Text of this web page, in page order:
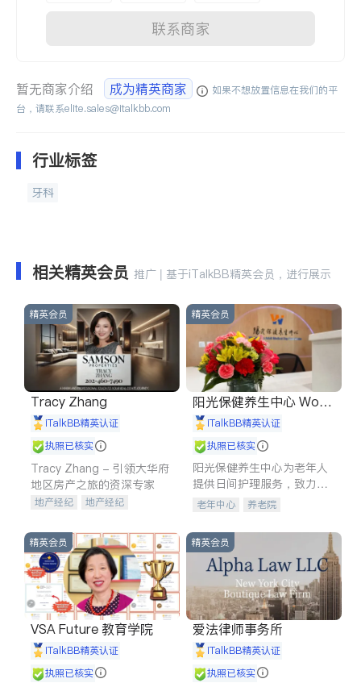
联系商家
暂无商家介绍 成为精英商家
如果不想放置信息在我们的平
台，请联系elite.sales@italkbb.com
行业标签
牙科
相关精英会员 推广 | 基于iTalkBB精英会员，进行展示
精英会员
Tracy Zhang
iTalkBB精英认证
执照已核实
Tracy Zhang - 引领大华府
地区房产之旅的资深专家
地产经纪
地产经纪
商铺租售
开发商建商
精英会员
阳光保健养生中心 World
shine
iTalkBB精英认证
执照已核实
阳光保健养生中心为老年人
提供日间护理服务，致力于
通过持续的护理创新来有效
老年中心 养老院
精英会员
VSA Future 教育学院
iTalkBB精英认证
执照已核实
精英会员
爱法律师事务所
iTalkBB精英认证
执照已核实